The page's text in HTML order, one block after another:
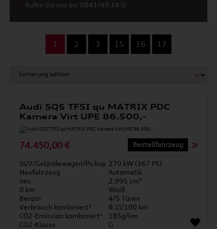
Rufen Sie uns an: 0841/49 14-0
1 2 3 15 16 17
Audi SQ5 TFSI qu MATRIX PDC
Kamera Virt UPE 86.500,-
74.450,00 € Bestellfahrzeug
SUV/Geländewagen/Pickup 270 kW (367 PS)
Neufahrzeug
Automatik
neu
2.995 cm³
0 km
Weiß
Benzin
4/5 Türen
Verbrauch kombiniert¹
8.1l/100 km
CO2-Emission kombiniert¹
185g/km
CO2-Klasse
G